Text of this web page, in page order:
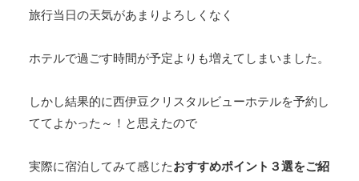
旅行当日の天気があまりよろしくなく
ホテルで過ごす時間が予定よりも増えてしまいました。
しかし結果的に西伊豆クリスタルビューホテルを予約し
ててよかった～！と思えたので
実際に宿泊してみて感じたおすすめポイント３選をご紹